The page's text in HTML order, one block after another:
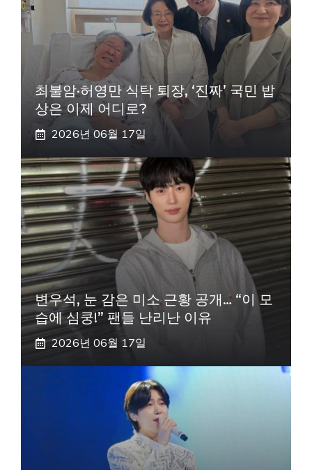
최불암·허영만 식탁 퇴장, ‘진짜’ 국민 밥
상은 이제 어디로?
2026년 06월 17일
변우석, 눈 감은 미소 근황 공개… “이 모
습에 심쿵!” 팬들 난리난 이유
2026년 06월 17일